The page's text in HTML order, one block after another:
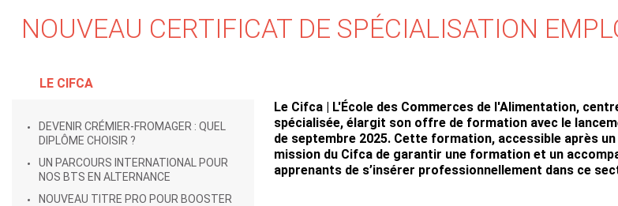
NOUVEAU CERTIFICAT DE SPÉCIALISATION
LE CIFCA
DEVENIR CRÉMIER-FROMAGER : QUEL
DIPLÔME CHOISIR ?
UN PARCOURS INTERNATIONAL POUR
NOS BTS EN ALTERNANCE
NOUVEAU TITRE PRO POUR BOOSTER
Le Cifca | L'École des Commerces de l'Alimentation,
spécialisée, élargit son offre de formation avec le
de septembre 2025. Cette formation, accessible après
mission du Cifca de garantir une formation et un
apprenants de s’insérer professionnellement dans ce